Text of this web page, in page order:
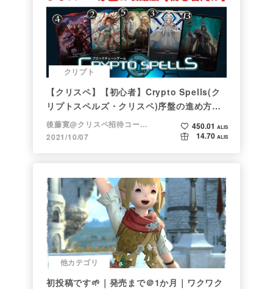
クリプト
【クリスペ】【初心者】Crypto Spells(ク
リプトスペルズ・クリスペ)序盤の進め方
【NFTゲーム】
後藤寛@クリスペ招待コード→LHiH
2021/10/07
450.01 ALIS
14.70 ALIS
他カテゴリ
初投稿です🌱｜発売まで＠1か月｜ワクワク